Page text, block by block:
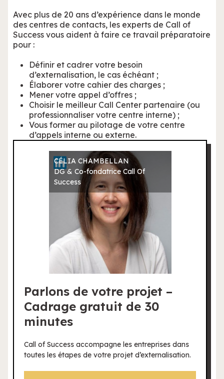
Avec plus de 20 ans d’expérience dans le monde
des centres de contacts, les experts de Call of
Success vous aident à faire ce travail préparatoire
pour :
Définir et cadrer votre besoin
d’externalisation, le cas échéant ;
Élaborer votre cahier des charges ;
Mener votre appel d’offres ;
Choisir le meilleur Call Center partenaire (ou
professionnaliser votre centre interne) ;
Vous former au pilotage de votre centre
d’appels interne ou externe.
CÉLIA CHAMBELLAN
DG & Co-fondatrice Call Of
Success
Parlons de votre projet –
Cadrage gratuit de 30
minutes
Call of Success accompagne les entreprises dans
toutes les étapes de votre projet d’externalisation.